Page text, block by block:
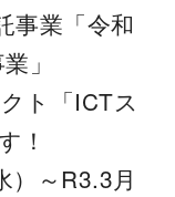
事業「令和
」
ト「ICTス
！
）～R3.3月